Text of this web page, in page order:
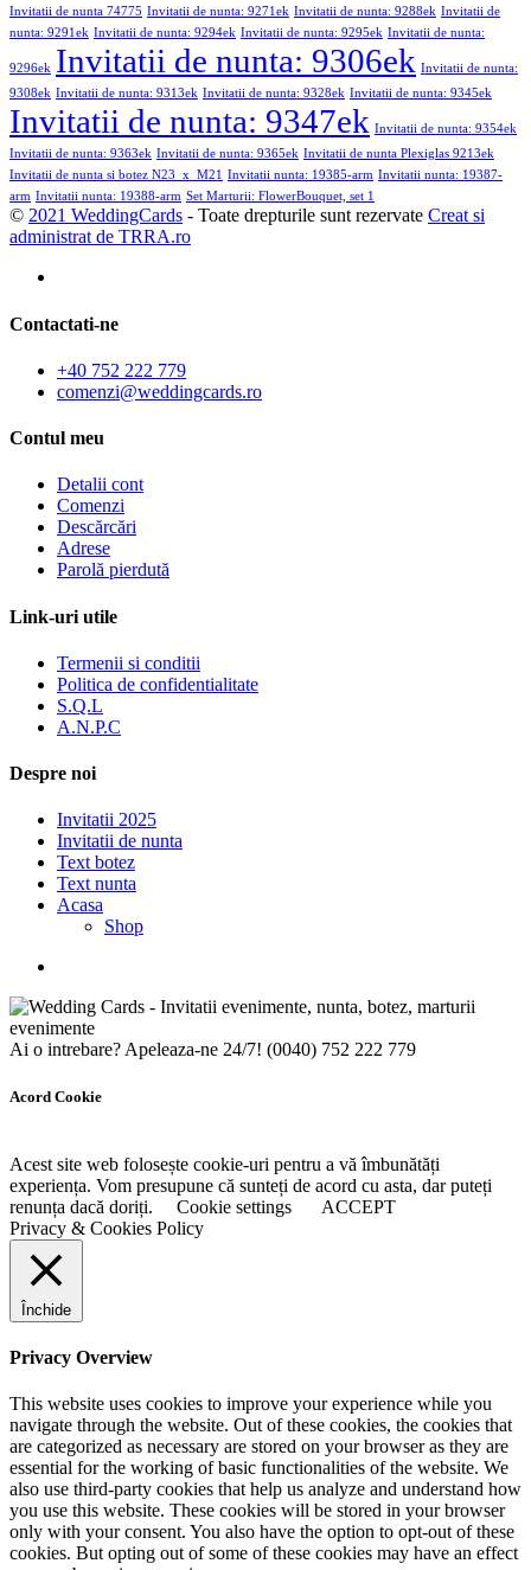
Invitatii de nunta 74775 Invitatii de nunta: 9271ek Invitatii de nunta: 9288ek Invitatii de
nunta: 9291ek Invitatii de nunta: 9294ek Invitatii de nunta: 9295ek Invitatii de nunta:
9296ek Invitatii de nunta: 9306ek Invitatii de nunta:
9308ek Invitatii de nunta: 9313ek Invitatii de nunta: 9328ek Invitatii de nunta: 9345ek
Invitatii de nunta: 9347ek Invitatii de nunta: 9354ek
Invitatii de nunta: 9363ek Invitatii de nunta: 9365ek Invitatii de nunta Plexiglas 9213ek
Invitatii de nunta si botez N23_x_M21 Invitatii nunta: 19385-arm Invitatii nunta: 19387-
arm Invitatii nunta: 19388-arm Set Marturii: FlowerBouquet, set 1
© 2021 WeddingCards - Toate drepturile sunt rezervate Creat si
administrat de TRRA.ro
Contactati-ne
+40 752 222 779
comenzi@weddingcards.ro
Contul meu
Detalii cont
Comenzi
Descărcări
Adrese
Parolă pierdută
Link-uri utile
Termenii si conditii
Politica de confidentialitate
S.Q.L
A.N.P.C
Despre noi
Invitatii 2025
Invitatii de nunta
Text botez
Text nunta
Acasa
Shop
Ai o intrebare? Apeleaza-ne 24/7! (0040) 752 222 779
Acord Cookie
Acest site web folosește cookie-uri pentru a vă îmbunătăți
experiența. Vom presupune că sunteți de acord cu asta, dar puteți
renunța dacă doriți.
Cookie settings
ACCEPT
Privacy & Cookies Policy
Închide
Privacy Overview
This website uses cookies to improve your experience while you
navigate through the website. Out of these cookies, the cookies that
are categorized as necessary are stored on your browser as they are
essential for the working of basic functionalities of the website. We
also use third-party cookies that help us analyze and understand how
you use this website. These cookies will be stored in your browser
only with your consent. You also have the option to opt-out of these
cookies. But opting out of some of these cookies may have an effect